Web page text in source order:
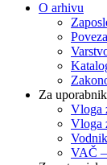
O arhivu
Za
Vloga
Vloga
VAČ